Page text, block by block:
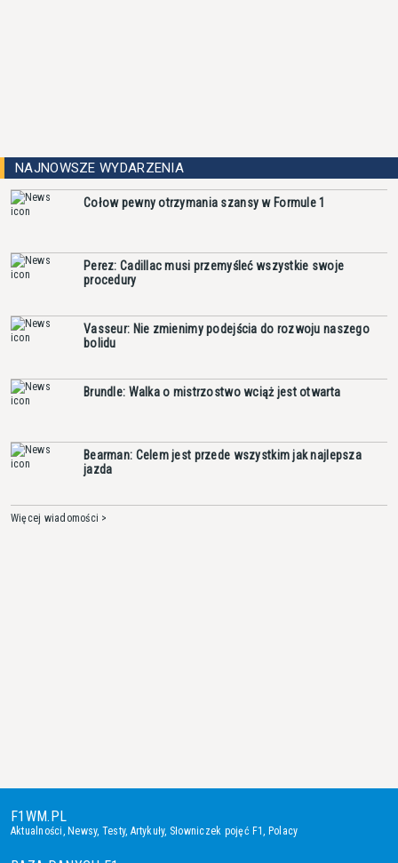
NAJNOWSZE WYDARZENIA
Cołow pewny otrzymania szansy w Formule 1
Perez: Cadillac musi przemyśleć wszystkie swoje
procedury
Vasseur: Nie zmienimy podejścia do rozwoju naszego
bolidu
Brundle: Walka o mistrzostwo wciąż jest otwarta
Bearman: Celem jest przede wszystkim jak najlepsza
jazda
Więcej wiadomości >
F1WM.PL
Aktualności, Newsy, Testy, Artykuły, Słowniczek pojęć F1, Polacy